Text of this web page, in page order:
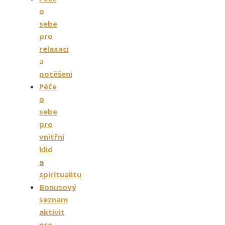
o
sebe
pro
relaxaci
a
potěšení
Péče
o
sebe
pro
vnitřní
klid
a
spiritualitu
Bonusový
seznam
aktivit